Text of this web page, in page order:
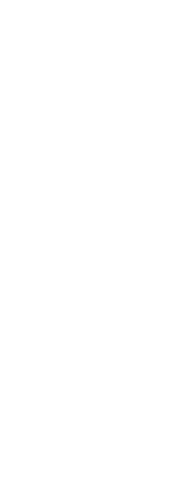
Vanuatu, Venezuela,